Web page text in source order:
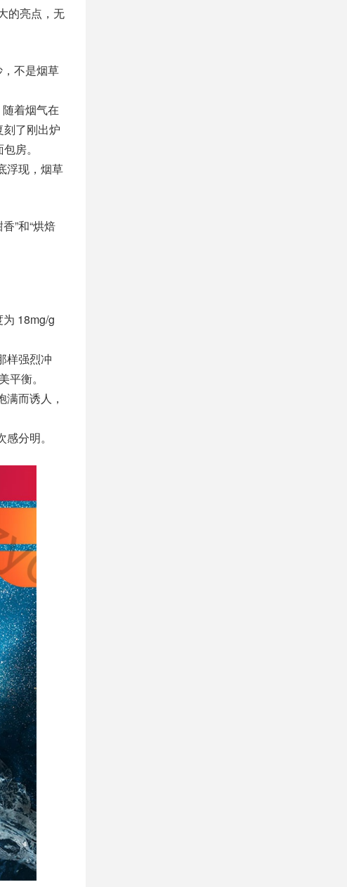
的亮点，无
，不是烟草
着烟气在
了刚出炉
房。
浮现，烟草
”和“烘焙
18mg/g
样强烈冲
平衡。
而诱人，
分明。